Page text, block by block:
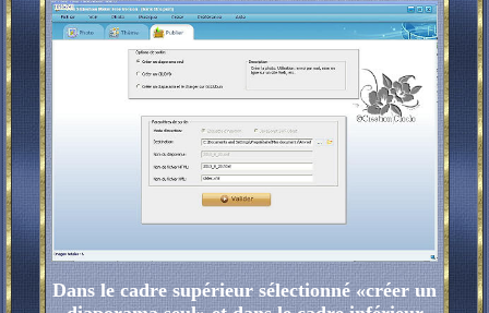
Dans le cadre supérieur sélectionné «créer un